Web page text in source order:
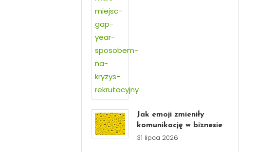
Jak emoji zmieniły
komunikację w biznesie
31 lipca 2026